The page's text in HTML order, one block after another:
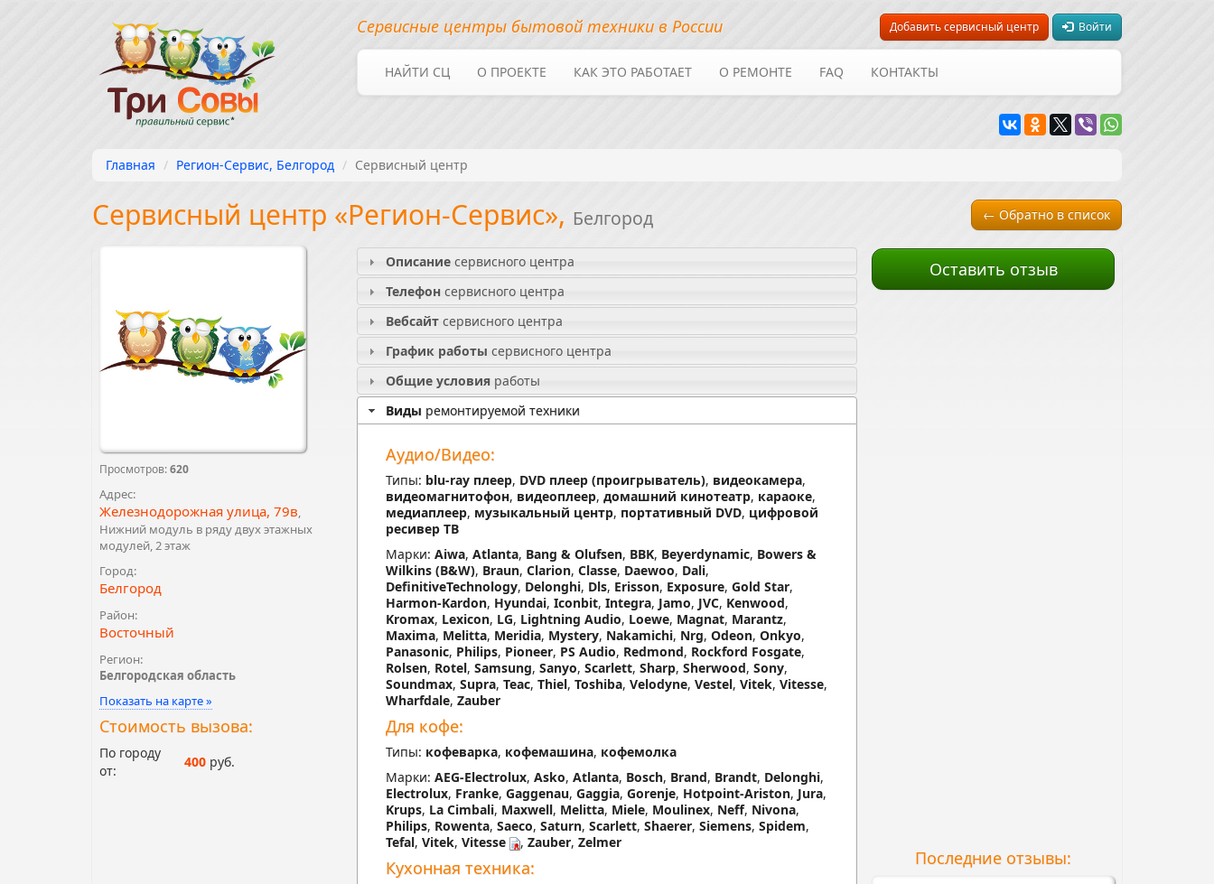
Добавить сервисный центр Войти
Сервисные центры бытовой техники в России
НАЙТИ СЦ О ПРОЕКТЕ КАК ЭТО РАБОТАЕТ О РЕМОНТЕ FAQ КОНТАКТЫ
Главная Регион-Сервис, Белгород Сервисный центр
← Обратно в список
Сервисный центр «Регион-Сервис», Белгород
Просмотров:620
Адрес:
Железнодорожная улица, 79в,
Нижний модуль в ряду двух этажных
модулей, 2 этаж
Город:
Белгород
Район:
Восточный
Регион:
Белгородская область
Показать на карте »
Стоимость вызова:
По городу
от:
400 руб.
Описаниесервисного центра
Телефонсервисного центра
Вебсайтсервисного центра
График работы сервисного центра
Общие условияработы
Виды ремонтируемой техники
Аудио/Видео:
Типы: blu-ray плеер, DVD плеер (проигрыватель), видеокамера,
видеомагнитофон, видеоплеер, домашний кинотеатр, караоке,
медиаплеер, музыкальный центр, портативный DVD, цифровой
ресивер ТВ
Марки: Aiwa, Atlanta, Bang & Olufsen, BBK, Beyerdynamic, Bowers &
Wilkins (В&W), Braun, Clarion, Classe, Daewoo, Dali,
DefinitiveTechnology, Delonghi, Dls, Erisson, Exposure, Gold Star,
Harmon-Kardon, Hyundai, Iconbit, Integra, Jamo, JVC, Kenwood,
Kromax, Lexicon, LG, Lightning Audio, Loewe, Magnat, Marantz,
Maxima, Melitta, Meridia, Mystery, Nakamichi, Nrg, Odeon, Onkyo,
Panasonic, Philips, Pioneer, PS Audio, Redmond, Rockford Fosgate,
Rolsen, Rotel, Samsung, Sanyo, Scarlett, Sharp, Sherwood, Sony,
Soundmax, Supra, Teac, Thiel, Toshiba, Velodyne, Vestel, Vitek, Vitesse,
Wharfdale, Zauber
Для кофе:
Типы: кофеварка, кофемашина, кофемолка
Марки: AEG-Electrolux, Asko, Atlanta, Bosch, Brand, Brandt, Delonghi,
Electrolux, Franke, Gaggenau, Gaggia, Gorenje, Hotpoint-Ariston, Jura,
Krups, La Cimbali, Maxwell, Melitta, Miele, Moulinex, Neff, Nivona,
Philips, Rowenta, Saeco, Saturn, Scarlett, Shaerer, Siemens, Spidem,
Tefal, Vitek, Vitesse , Zauber, Zelmer
Кухонная техника:
Оставить отзыв
Последние отзывы: